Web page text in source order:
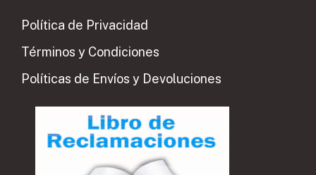
Política de Privacidad
Términos y Condiciones
Políticas de Envíos y Devoluciones